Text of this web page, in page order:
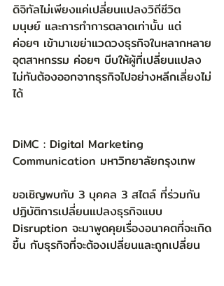
ดิจิทัลไม่เพียงแค่เปลี่ยนแปลงวิถีชีวิต
มนุษย์ และการทำการตลาดเท่านั้น แต่
ค่อยๆ เข้ามาเขย่าแวดวงธุรกิจในหลากหลาย
อุตสาหกรรม ค่อยๆ บีบให้ผู้ที่เปลี่ยนแปลง
ไม่ทันต้องออกจากธุรกิจไปอย่างหลีกเลี่ยงไม่
ได้
DiMC : Digital Marketing
Communication มหาวิทยาลัยกรุงเทพ
ขอเชิญพบกับ 3 บุคคล 3 สไตล์ ที่ร่วมกัน
ปฏิบัติการเปลี่ยนแปลงธุรกิจแบบ
Disruption จะมาพูดคุยเรื่องอนาคตที่จะเกิด
ขึ้น กับธุรกิจที่จะต้องเปลี่ยนและถูกเปลี่ยน